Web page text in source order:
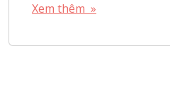
Xem thêm »